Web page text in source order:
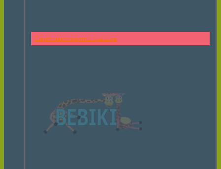
Спортивні елементи з канатів